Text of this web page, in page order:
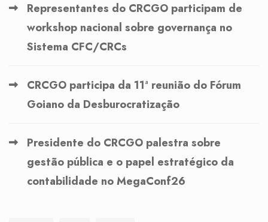
Representantes do CRCGO participam de
workshop nacional sobre governança no
Sistema CFC/CRCs
CRCGO participa da 11ª reunião do Fórum
Goiano da Desburocratização
Presidente do CRCGO palestra sobre
gestão pública e o papel estratégico da
contabilidade no MegaConf26